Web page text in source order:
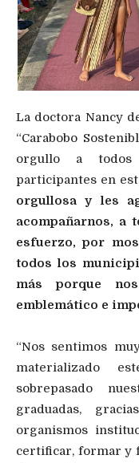
La doctora Nancy
“Carabobo
orgullo a todos
participantes en
orgullosa y les
acompañarnos, a
esfuerzo, por
todos los
más porque
emblemático e
“Nos sentimos
materializado
sobrepasado
graduadas,
organismos
certificar, formar y